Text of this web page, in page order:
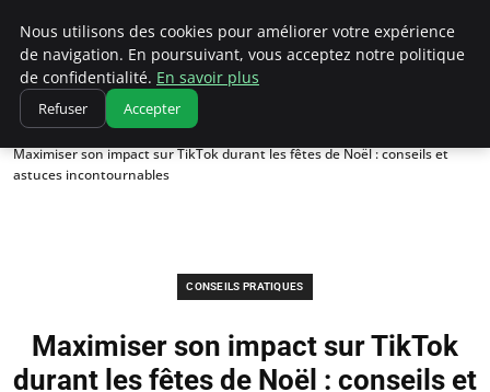
Correze Co
Accueil
Conseils pratiques
Maximiser son impact sur TikTok durant les fêtes de Noël : conseils et
astuces incontournables
CONSEILS PRATIQUES
Maximiser son impact sur TikTok
durant les fêtes de Noël : conseils et
Nous utilisons des cookies pour améliorer votre expérience
de navigation. En poursuivant, vous acceptez notre politique
de confidentialité. En savoir plus
Refuser Accepter